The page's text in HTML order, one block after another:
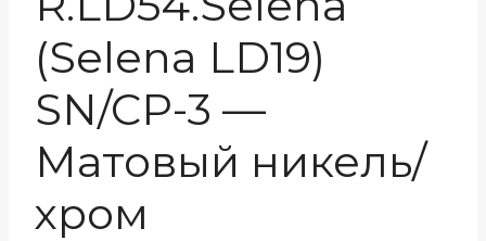
(Selena LD19)
SN/CP-3 —
Матовый никель/
хром